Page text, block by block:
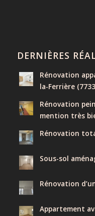
DERNIÈRES
Rénovation
la-Ferrière
Rénovation
mention très
Rénovation
Sous-sol
Rénovation
Appartement